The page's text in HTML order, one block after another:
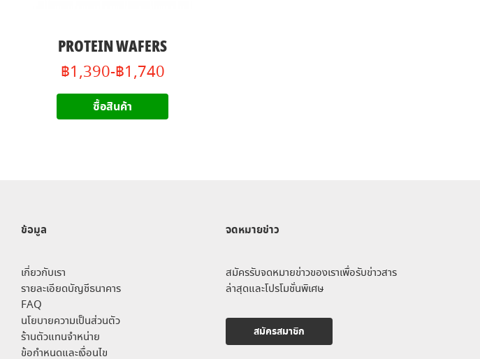
PROTEIN WAFERS
฿1,390-฿1,740
ซื้อสินค้า
ข้อมูล
เกี่ยวกับเรา
รายละเอียดบัญชีธนาคาร
FAQ
นโยบายความเป็นส่วนตัว
ร้านตัวแทนจำหน่าย
ข้อกำหนดและเงื่อนไข
จดหมายข่าว
สมัครรับจดหมายข่าวของเราเพื่อรับข่าวสาร
ล่าสุดและโปรโมชั่นพิเศษ
สมัครสมาชิก